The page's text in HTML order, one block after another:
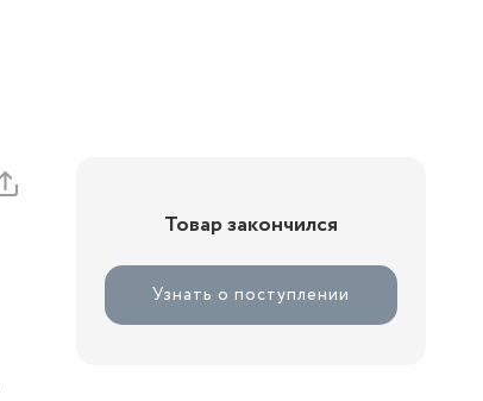
Товар закончился
Узнать о поступлении